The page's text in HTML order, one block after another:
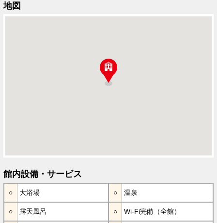
地図
館内設備・サービス
大浴場 温泉
露天風呂 Wi-Fi完備（全館）